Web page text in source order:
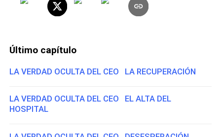
Último capítulo
LA VERDAD OCULTA DEL CEO LA RECUPERACIÓN
LA VERDAD OCULTA DEL CEO EL ALTA DEL
HOSPITAL